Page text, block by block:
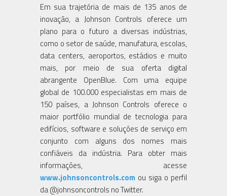
Em sua trajetória de mais de 135 anos de
inovação, a Johnson Controls oferece um
plano para o futuro a diversas indústrias,
como o setor de saúde, manufatura, escolas,
data centers, aeroportos, estádios e muito
mais, por meio de sua oferta digital
abrangente OpenBlue. Com uma equipe
global de 100.000 especialistas em mais de
150 países, a Johnson Controls oferece o
maior portfólio mundial de tecnologia para
edifícios, software e soluções de serviço em
conjunto com alguns dos nomes mais
confiáveis da indústria. Para obter mais
informações, acesse
www.johnsoncontrols.com ou siga o perfil
da @johnsoncontrols no Twitter.